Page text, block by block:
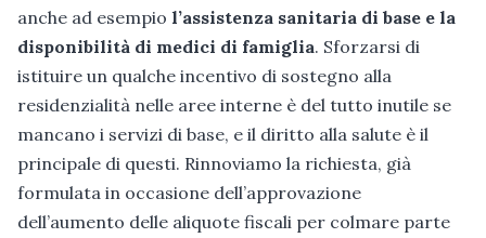
anche ad esempio l’assistenza sanitaria di base e la
disponibilità di medici di famiglia. Sforzarsi di
istituire un qualche incentivo di sostegno alla
residenzialità nelle aree interne è del tutto inutile se
mancano i servizi di base, e il diritto alla salute è il
principale di questi. Rinnoviamo la richiesta, già
formulata in occasione dell’approvazione
dell’aumento delle aliquote fiscali per colmare parte